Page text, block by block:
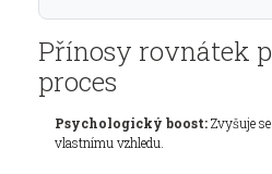
Přínosy rovnátek
proces
Psychologický boost:Zvyšuje
vlastnímu vzhledu.